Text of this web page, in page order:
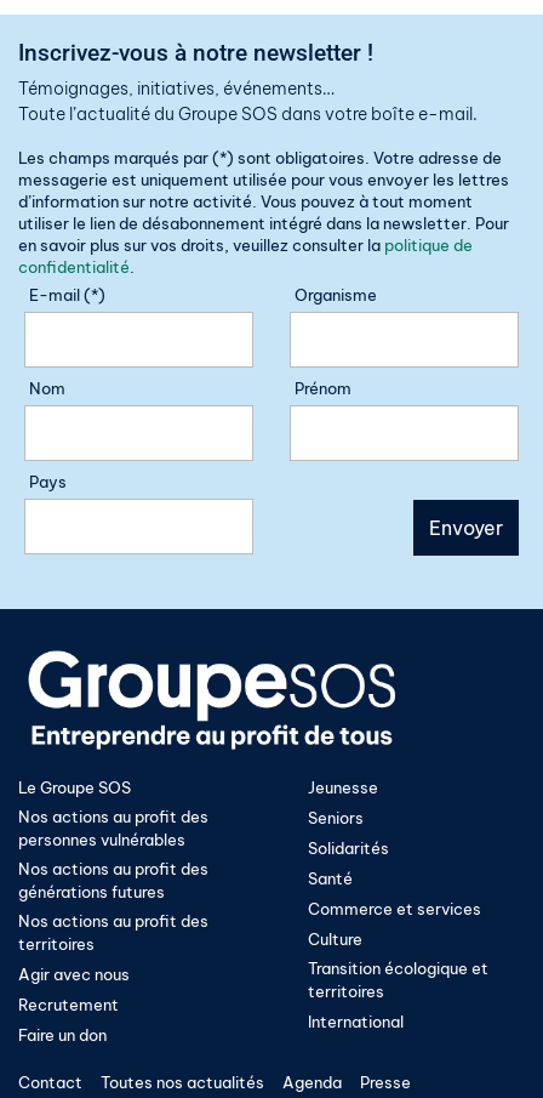
Inscrivez-vous à notre newsletter !
Témoignages, initiatives, événements…
Toute l’actualité du Groupe SOS dans votre boîte e-mail.
Les champs marqués par (*) sont obligatoires. Votre adresse de
messagerie est uniquement utilisée pour vous envoyer les lettres
d’information sur notre activité. Vous pouvez à tout moment
utiliser le lien de désabonnement intégré dans la newsletter. Pour
en savoir plus sur vos droits, veuillez consulter la politique de
confidentialité
E-mail (*)
Organisme
Nom Prénom
Pays
Le Groupe SOS
Nos actions au profit des
personnes vulnérables
Nos actions au profit des
générations futures
Nos actions au profit des
territoires
Agir avec nous
Recrutement
Faire un don
Jeunesse
Seniors
Solidarités
Santé
Commerce et services
Culture
Transition écologique et
territoires​
International
Contact Toutes nos actualités Agenda Presse